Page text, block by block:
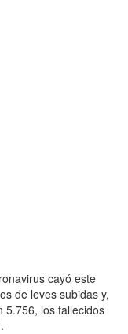
cayó este
de leves subidas y,
5.756, los fallecidos